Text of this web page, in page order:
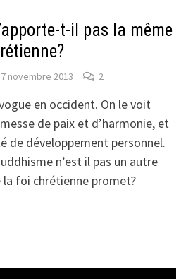
t-il pas la même
7 novembre 2013 2
en occident. On le voit
de paix et d’harmonie, et
de développement personnel.
n’est il pas un autre
la foi chrétienne promet?